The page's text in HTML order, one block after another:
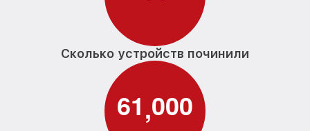
Сколько устройств починили
61,000